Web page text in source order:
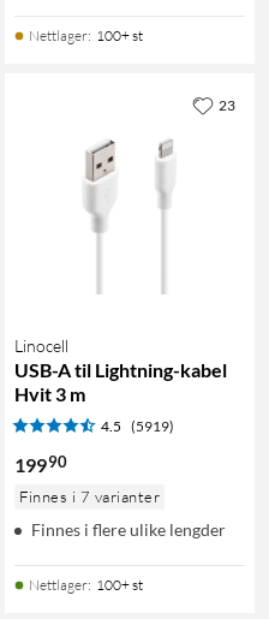
Nettlager: 100+ st
Linocell
USB-A til Lightning-kabel
Hvit 3 m
4.5 (5919)
19990
Finnes i 7 varianter
Finnes i flere ulike lengder
Nettlager: 100+ st
23